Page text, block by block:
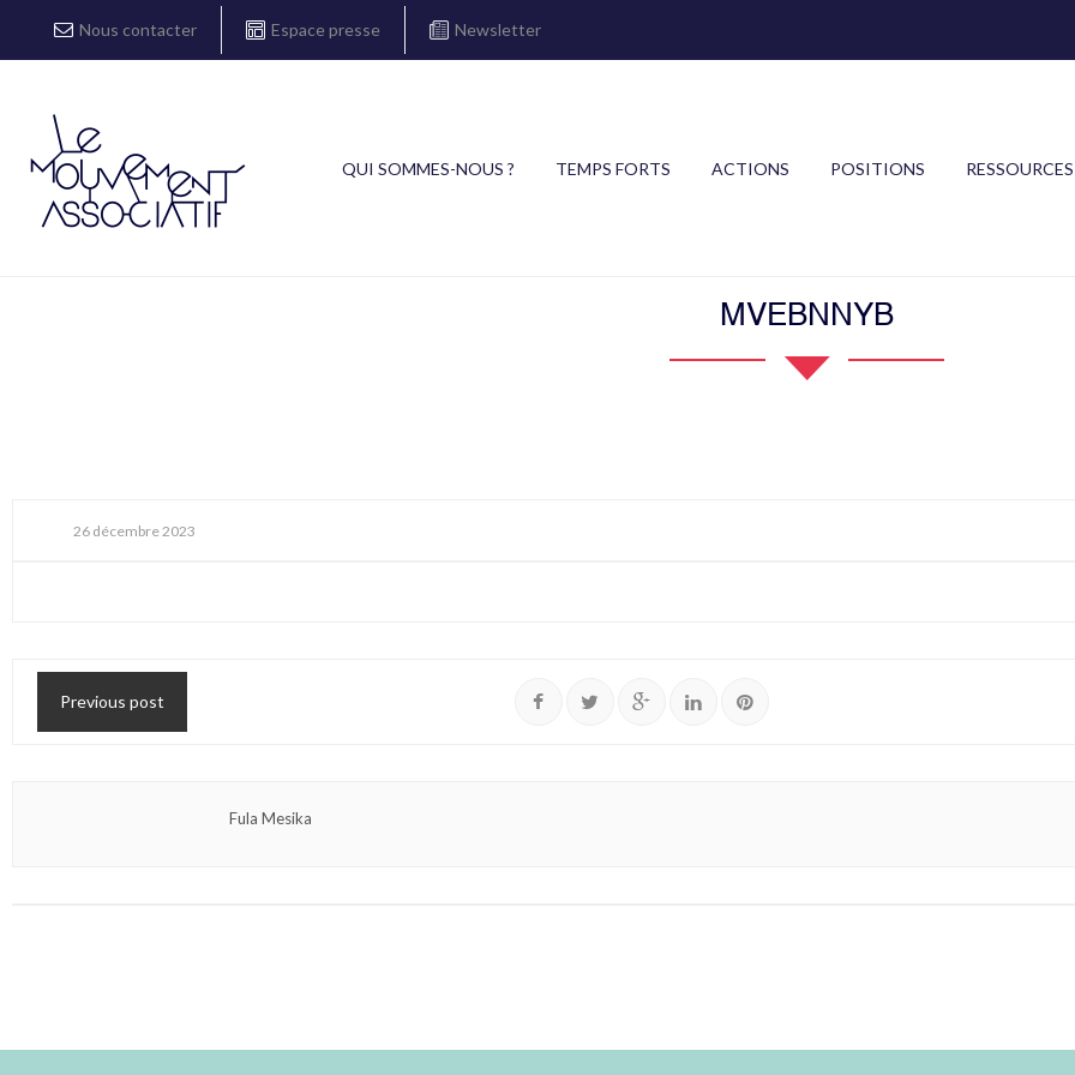
Nous contacter Espace presse Newsletter
QUI SOMMES-NOUS ? TEMPS FORTS ACTIONS POSITIONS RESSOURCES
MVEBNNYB
26 décembre 2023
Previous post
Fula Mesika